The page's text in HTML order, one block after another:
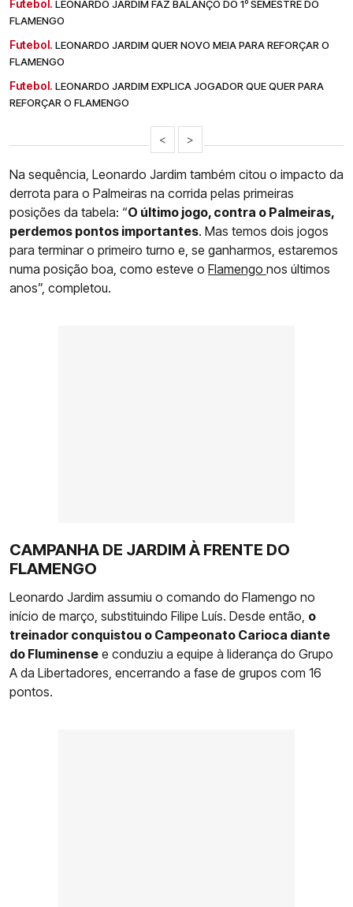
Futebol. LEONARDO JARDIM FAZ BALANÇO DO 1º SEMESTRE DO
FLAMENGO
Futebol. LEONARDO JARDIM QUER NOVO MEIA PARA REFORÇAR O
FLAMENGO
Futebol. LEONARDO JARDIM EXPLICA JOGADOR QUE QUER PARA
REFORÇAR O FLAMENGO
< >
Na sequência, Leonardo Jardim também citou o impacto da
derrota para o Palmeiras na corrida pelas primeiras
posições da tabela: “O último jogo, contra o Palmeiras,
perdemos pontos importantes. Mas temos dois jogos
para terminar o primeiro turno e, se ganharmos, estaremos
numa posição boa, como esteve o Flamengo nos últimos
anos”, completou.
CAMPANHA DE JARDIM À FRENTE DO
FLAMENGO
Leonardo Jardim assumiu o comando do Flamengo no
início de março, substituindo Filipe Luís. Desde então, o
treinador conquistou o Campeonato Carioca diante
do Fluminense e conduziu a equipe à liderança do Grupo
A da Libertadores, encerrando a fase de grupos com 16
pontos.